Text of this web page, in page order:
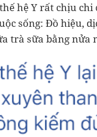
hệ Y rất chịu
sống: Đồ hiệu,
trà sữa bằng nửa